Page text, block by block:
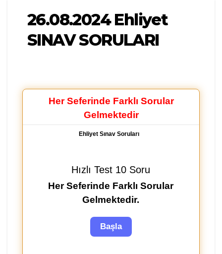
26.08.2024 Ehliyet
SINAV SORULARI
Her Seferinde Farklı Sorular
Gelmektedir
Ehliyet Sınav Soruları
Hızlı Test 10 Soru
Her Seferinde Farklı Sorular
Gelmektedir.